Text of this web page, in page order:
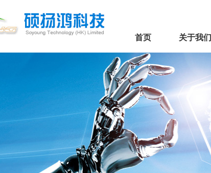
首页 关于我们